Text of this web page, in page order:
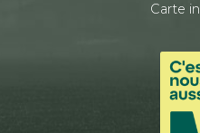
Carte